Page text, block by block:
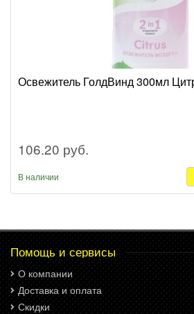
Освежитель ГолдВинд 300мл
106.20 руб.
В наличии
Помощь и сервисы
О компании
Доставка и оплата
Скидки